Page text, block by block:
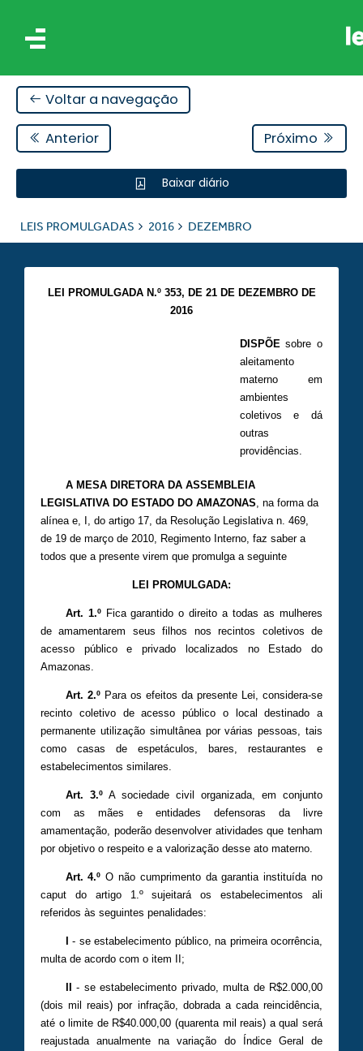
Voltar a navegação
Anterior Próximo
Baixar diário
LEIS PROMULGADAS 2016 DEZEMBRO
LEI PROMULGADA N.º 353, DE 21 DE DEZEMBRO DE
2016
DISPÕEsobre o
aleitamento
materno em
ambientes
coletivos e dá
outras
providências.
A MESA DIRETORA DA ASSEMBLEIA
LEGISLATIVA DO ESTADO DO AMAZONAS , na forma da
alínea e, I, do artigo 17, da Resolução Legislativa n. 469,
de 19 de março de 2010, Regimento Interno, faz saber a
todos que a presente virem que promulga a seguinte
LEI PROMULGADA:
Art. 1.ºFica garantido o direito a todas as mulheres
de amamentarem seus filhos nos recintos coletivos de
acesso público e privado localizados no Estado do
Amazonas.
Art. 2.ºPara os efeitos da presente Lei, considera-se
recinto coletivo de acesso público o local destinado a
permanente utilização simultânea por várias pessoas, tais
como casas de espetáculos, bares, restaurantes e
estabelecimentos similares.
Art. 3.ºA sociedade civil organizada, em conjunto
com as mães e entidades defensoras da livre
amamentação, poderão desenvolver atividades que tenham
por objetivo o respeito e a valorização desse ato materno.
Art. 4.º O não cumprimento da garantia instituída no
caput do artigo 1.º sujeitará os estabelecimentos ali
referidos às seguintes penalidades:
- se estabelecimento público, na primeira ocorrência,
multa de acordo com o item II;
- se estabelecimento privado, multa de R$2.000,00
(dois mil reais) por infração, dobrada a cada reincidência,
até o limite de R$40.000,00 (quarenta mil reais) a qual será
reajustada anualmente na variação do Índice Geral de